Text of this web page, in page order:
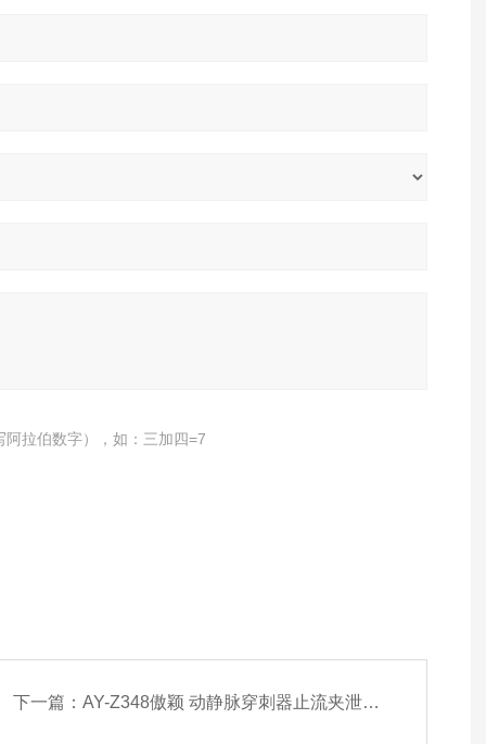
拉伯数字），如：三加四=7
下一篇： AY-Z348傲颖 动静脉穿刺器止流夹泄漏测试仪